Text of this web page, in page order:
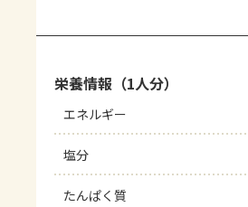
栄養情報（1人分）
エネルギー
塩分
たんぱく質